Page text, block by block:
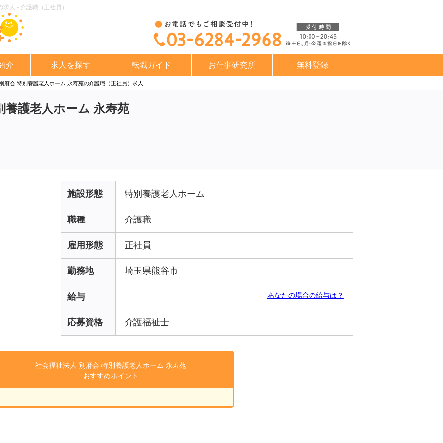
人 - 介護職（正社員）
介 求人を探す 転職ガイド お仕事研究所 無料登録
府会 特別養護老人ホーム 永寿苑の介護職（正社員）求人
養護老人ホーム 永寿苑
施設形態 特別養護老人ホーム
職種 介護職
雇用形態 正社員
勤務地 埼玉県熊谷市
給与 あなたの場合の給与は？
応募資格 介護福祉士
社会福祉法人 別府会 特別養護老人ホーム 永寿苑
おすすめポイント